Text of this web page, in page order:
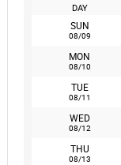
DAY
SUN
08/09
MON
08/10
TUE
08/11
WED
08/12
THU
08/13